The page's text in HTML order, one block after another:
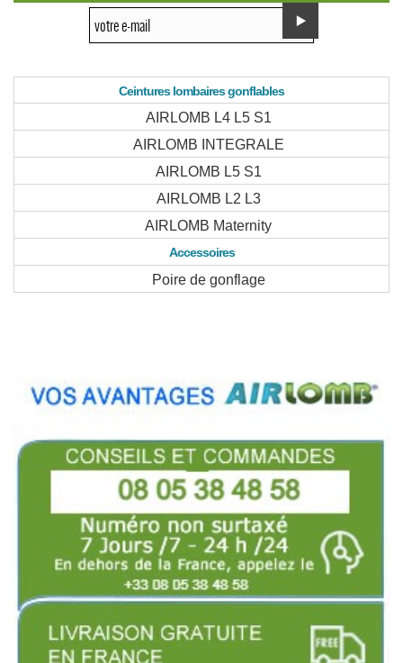
Ceintures lombaires gonflables
AIRLOMB L4 L5 S1
AIRLOMB INTEGRALE
AIRLOMB L5 S1
AIRLOMB L2 L3
AIRLOMB Maternity
Accessoires
Poire de gonflage